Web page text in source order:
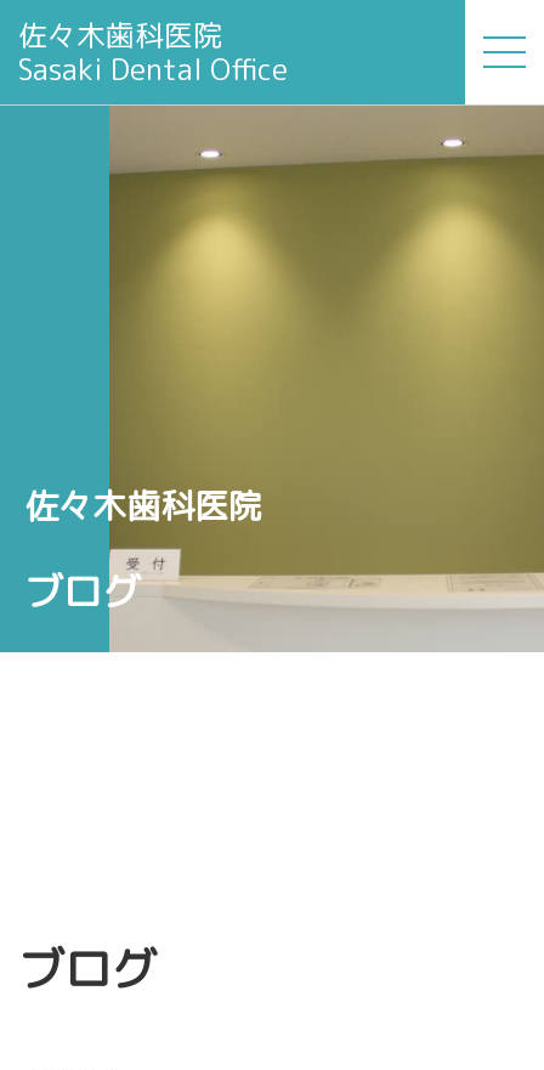
佐々木歯科医院
Sasaki Dental Office
佐々木歯科医院
ブログ
ブログ